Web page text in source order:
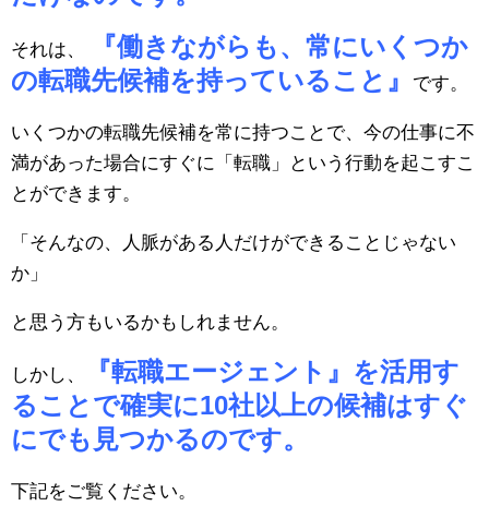
それは、
『働きながらも、常にいくつか
の転職先候補を持っていること』
です。
いくつかの転職先候補を常に持つことで、今の仕事に不
満があった場合にすぐに「転職」という行動を起こすこ
とができます。
「そんなの、人脈がある人だけができることじゃない
か」
と思う方もいるかもしれません。
しかし、
『転職エージェント』を活用す
ることで確実に10社以上の候補はすぐ
にでも見つかるのです。
下記をご覧ください。